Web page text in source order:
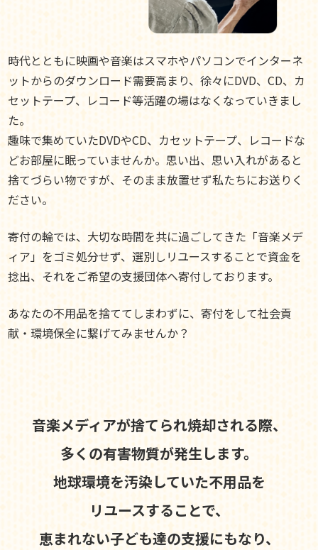
時代とともに映画や音楽はスマホやパソコンでインターネ
ットからのダウンロード需要高まり、徐々にDVD、CD、カ
セットテープ、レコード等活躍の場はなくなっていきまし
た。
趣味で集めていたDVDやCD、カセットテープ、レコードな
どお部屋に眠っていませんか。思い出、思い入れがあると
捨てづらい物ですが、そのまま放置せず私たちにお送りく
ださい。
寄付の輪では、大切な時間を共に過ごしてきた「音楽メデ
ィア」をゴミ処分せず、選別しリユースすることで資金を
捻出、それをご希望の支援団体へ寄付しております。
あなたの不用品を捨ててしまわずに、寄付をして社会貢
献・環境保全に繋げてみませんか？
音楽メディアが捨てられ焼却される際、
多くの有害物質が発生します。
地球環境を汚染していた不用品を
リユースすることで、
恵まれない子ども達の支援にもなり、